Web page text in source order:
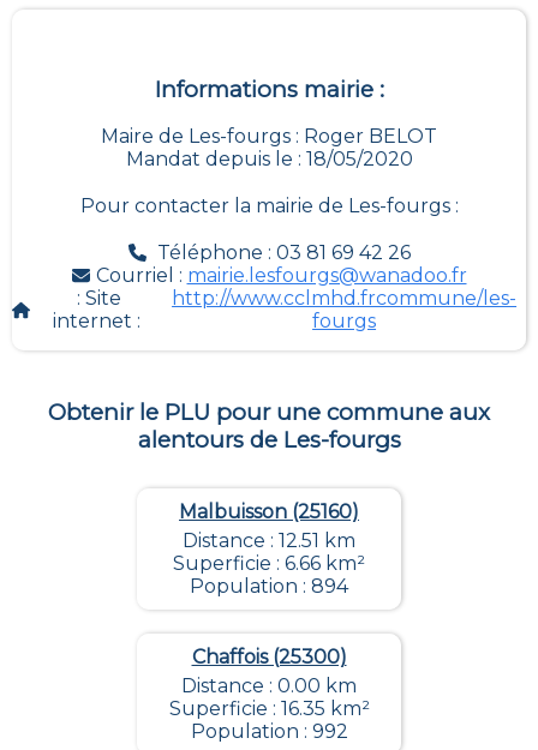
Informations mairie :
Maire de Les-fourgs : Roger BELOT
Mandat depuis le : 18/05/2020
Pour contacter la mairie de Les-fourgs:
Téléphone : 03 81 69 42 26
Courriel : mairie.lesfourgs@wanadoo.fr
: Site
internet :
http://www.cclmhd.frcommune/les-
fourgs
Obtenir le PLU pour une commune aux
alentours de Les-fourgs
Malbuisson (25160)
Distance : 12.51 km
Superficie : 6.66 km²
Population : 894
Chaffois (25300)
Distance : 0.00 km
Superficie : 16.35 km²
Population : 992